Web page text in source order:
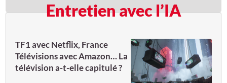
Entretien avec l’IA
TF1 avec Netflix, France
Télévisions avec Amazon… La
télévision a-t-elle capitulé ?